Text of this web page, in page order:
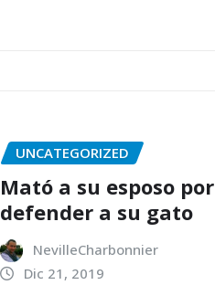
UNCATEGORIZED
Mató a su esposo por
defender a su gato
NevilleCharbonnier
Dic 21, 2019